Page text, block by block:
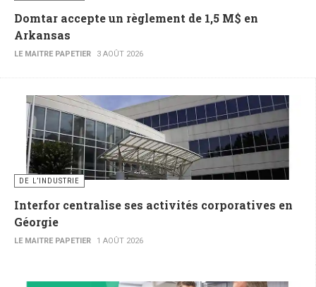
Domtar accepte un règlement de 1,5 M$ en
Arkansas
LE MAITRE PAPETIER 3 AOÛT 2026
DE L’INDUSTRIE
Interfor centralise ses activités corporatives en
Géorgie
LE MAITRE PAPETIER 1 AOÛT 2026